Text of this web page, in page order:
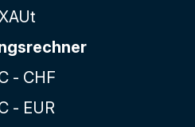
- CHF
- EUR